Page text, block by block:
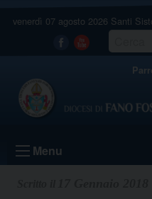
venerdì 07 agosto 2026 Santi
Facebook
Youtube
Menu